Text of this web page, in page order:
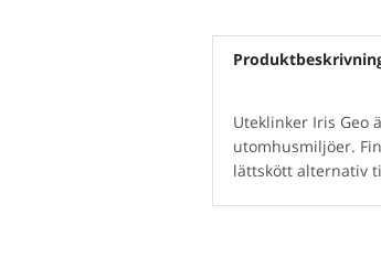
Uteklinker Iris Geo
utomhusmiljöer.
lättskött alternativ